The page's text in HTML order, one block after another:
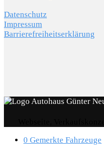
Datenschutz
Impressum
Barrierefreiheitserklärung
0 Gemerkte Fahrzeuge